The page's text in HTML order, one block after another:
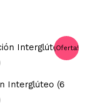
¡Oferta!
Interglúteo (6
El
precio
$70.800.